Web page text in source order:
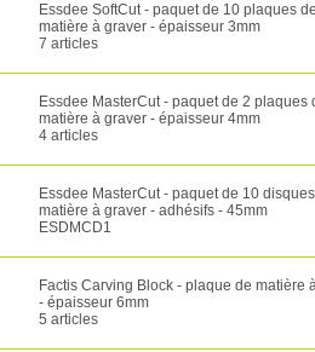
Essdee SoftCut - paquet de 10 plaques
matière à graver - épaisseur 3mm
7 articles
Essdee MasterCut - paquet de 2 plaques
matière à graver - épaisseur 4mm
4 articles
Essdee MasterCut - paquet de 10
matière à graver - adhésifs - 45mm
ESDMCD1
Factis Carving Block - plaque de matière
- épaisseur 6mm
5 articles